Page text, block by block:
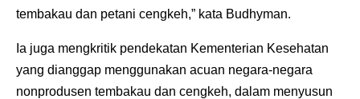
tembakau dan petani cengkeh,” kata Budhyman.
Ia juga mengkritik pendekatan Kementerian Kesehatan
yang dianggap menggunakan acuan negara-negara
nonprodusen tembakau dan cengkeh, dalam menyusun